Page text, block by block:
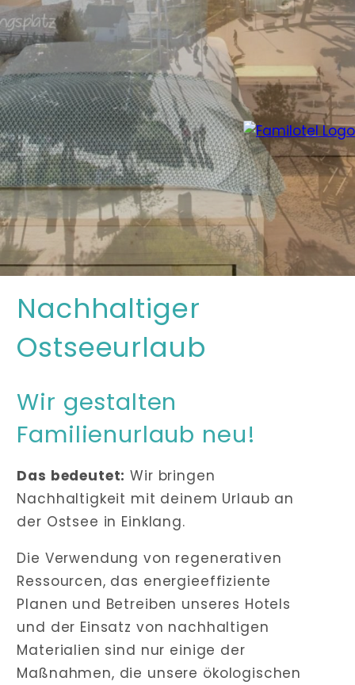
Nachhaltiger
Ostseeurlaub
Wir gestalten
Familienurlaub neu!
Das bedeutet: Wir bringen
Nachhaltigkeit mit deinem Urlaub an
der Ostsee in Einklang.
Die Verwendung von regenerativen
Ressourcen, das energieeffiziente
Planen und Betreiben unseres Hotels
und der Einsatz von nachhaltigen
Materialien sind nur einige der
Maßnahmen, die unsere ökologischen